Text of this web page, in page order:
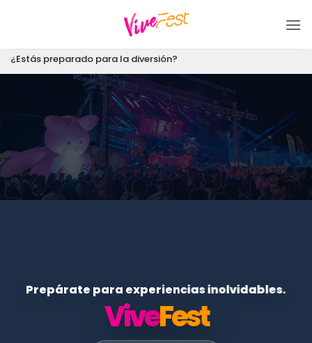
¿Estás preparado para la diversión?
Prepárate para experiencias inolvidables.
ViveFest